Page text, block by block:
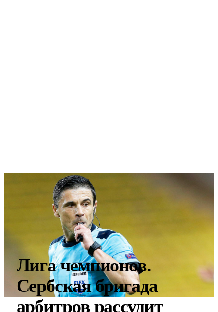
Лига чемпионов.
Сербская бригада
арбитров рассудит